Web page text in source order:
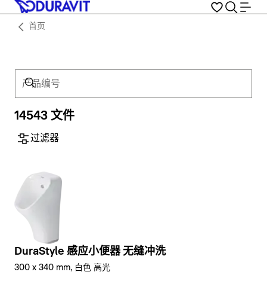
首页
14543 文件
过滤器
DuraStyle 感应小便器 无缝冲洗
300 x 340 mm, 白色 高光